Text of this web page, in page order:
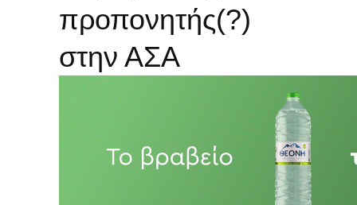
προπονητής(?)
στην ΑΣΑ